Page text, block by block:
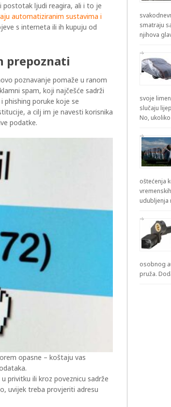
postotak ljudi reagira, ali i to je
automatiziranim sustavima i
s interneta ili ih kupuju od
prepoznati
poznavanje pomaže u ranom
spam, koji najčešće sadrži
phishing poruke koje se
a cilj im je navesti korisnika
podatke.
opasne – koštaju vas
privitku ili kroz poveznicu sadrže
uvijek treba provjeriti adresu
smatraju
njihova
svoje
slučaju
No,
oštećenja
udubljenja
osobnog
pruža.